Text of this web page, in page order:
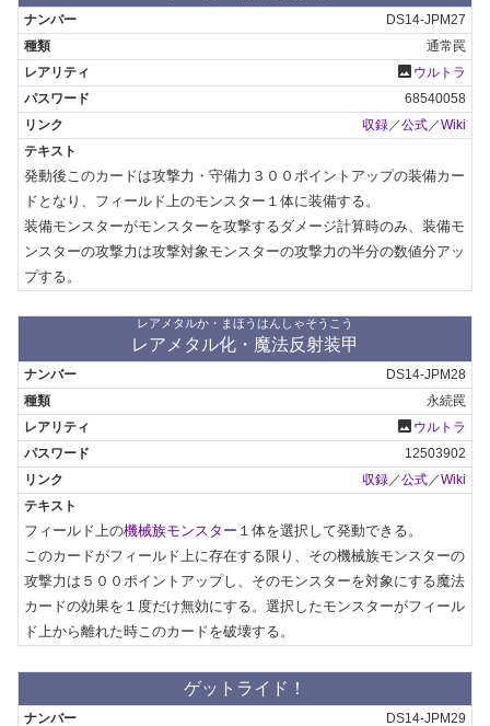
DS14-JPM27
通常罠
photo ウルトラ
68540058
収録／公式／Wiki
発動後このカードは攻撃力・守備力３００ポイントアップの装備カー
ドとなり、フィールド上のモンスター１体に装備する。
装備モンスターがモンスターを攻撃するダメージ計算時のみ、装備モ
ンスターの攻撃力は攻撃対象モンスターの攻撃力の半分の数値分アッ
プする。
レアメタルか・まほうはんしゃそうこう
レアメタル化・魔法反射装甲
DS14-JPM28
永続罠
photo ウルトラ
12503902
収録／公式／Wiki
フィールド上の機械族モンスター １体を選択して発動できる。
このカードがフィールド上に存在する限り、その機械族モンスターの
攻撃力は５００ポイントアップし、そのモンスターを対象にする魔法
カードの効果を１度だけ無効にする。選択したモンスターがフィール
ド上から離れた時このカードを破壊する。
ゲットライド！
DS14-JPM29